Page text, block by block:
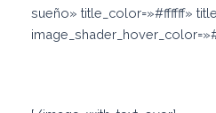
sueño» title_color=»#ffffff»